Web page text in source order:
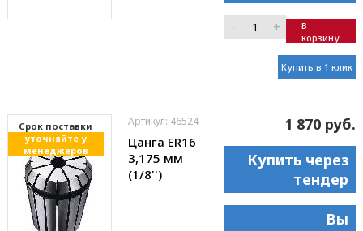
– +
В
корзину
Купить в 1 клик
Cрок поставки
уточняйте у
менеджеров
Артикул: 46524
Цанга ER16
3,175 мм
(1/8'')
1 870 руб.
Купить через
тендер
Вы